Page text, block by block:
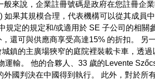
來說，企業註冊號碼是政府在您註冊企
果其規模合理，代表機構可以從其成員
定的規定和/或適用於 SE 子公司的相
還可與供應商享受高達15% 的折扣。 另
鎮的主廣場狹窄的庭院裡裝載卡車，透
輸。 他的合夥人、33 歲的Levente
外國判決在中國得到執行。 此外，對於